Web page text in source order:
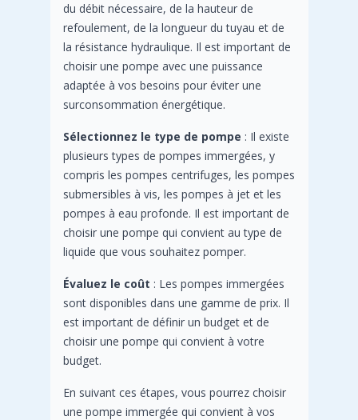
du débit nécessaire, de la hauteur de
refoulement, de la longueur du tuyau et de
la résistance hydraulique. Il est important de
choisir une pompe avec une puissance
adaptée à vos besoins pour éviter une
surconsommation énergétique.
Sélectionnez le type de pompe : Il existe
plusieurs types de pompes immergées, y
compris les pompes centrifuges, les pompes
submersibles à vis, les pompes à jet et les
pompes à eau profonde. Il est important de
choisir une pompe qui convient au type de
liquide que vous souhaitez pomper.
Évaluez le coût : Les pompes immergées
sont disponibles dans une gamme de prix. Il
est important de définir un budget et de
choisir une pompe qui convient à votre
budget.
En suivant ces étapes, vous pourrez choisir
une pompe immergée qui convient à vos